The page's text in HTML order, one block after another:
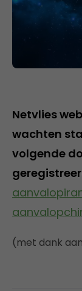
Netvlies
wachten
volgende
(met dank